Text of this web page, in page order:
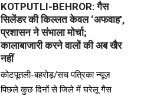
KOTPUTLI-BEHROR: गैस
सिलेंडर की किल्लत केवल ‘अफवाह’,
प्रशासन ने संभाला मोर्चा;
कालाबाजारी करने वालों की अब खैर
नहीं
कोटपूतली-बहरोड़/सच पत्रिका न्यूज़
पिछले कुछ दिनों से जिले में घरेलू गैस